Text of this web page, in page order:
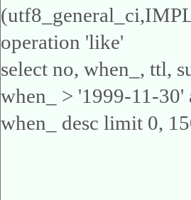
operation 'like'
select no, when_, ttl,
when_ > '1999-11-
when_ desc limit 0,